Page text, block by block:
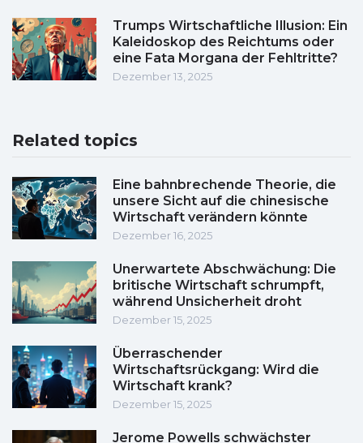
Trumps Wirtschaftliche Illusion: Ein
Kaleidoskop des Reichtums oder
eine Fata Morgana der Fehltritte?
Dezember 13, 2025
Related topics
Eine bahnbrechende Theorie, die
unsere Sicht auf die chinesische
Wirtschaft verändern könnte
Dezember 16, 2025
Unerwartete Abschwächung: Die
britische Wirtschaft schrumpft,
während Unsicherheit droht
Dezember 15, 2025
Überraschender
Wirtschaftsrückgang: Wird die
Wirtschaft krank?
Dezember 15, 2025
Jerome Powells schwächster